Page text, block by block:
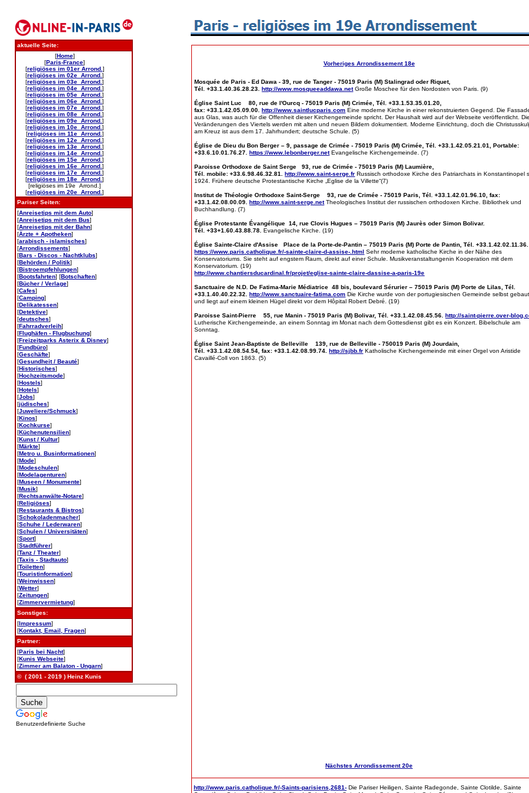
aktuelle Seite:
[Home]
[Paris-France]
[religiöses im 01er Arrond. ]
[religiöses im 02e Arrond. ]
[religiöses im 03e Arrond. ]
[religiöses im 04e Arrond. ]
[religiöses im 05e Arrond. ]
[religiöses im 06e Arrond. ]
[religiöses im 07e Arrond. ]
[religiöses im 08e Arrond. ]
[religiöses im 09e Arrond. ]
[religiöses im 10e Arrond. ]
[religiöses im 11e Arrond. ]
[religiöses im 12e Arrond. ]
[religiöses im 13e Arrond. ]
[religiöses im 14e Arrond. ]
[religiöses im 15e Arrond. ]
[religiöses im 16e Arrond. ]
[religiöses im 17e Arrond. ]
[religiöses im 18e Arrond. ]
[religiöses im 19e Arrond.]
[religiöses im 20e Arrond. ]
Pariser Seiten:
[Anreisetips mit dem Auto]
[Anreisetips mit dem Bus]
[Anreisetips mit der Bahn]
[Ärzte + Apotheken]
[arabisch - islamisches]
[Arrondissements]
[Bars - Discos - Nachtklubs]
[Behörden / Politik]
[Bistroempfehlungen]
[Bootsfahrten] [Botschaften]
[Bücher / Verlage]
[Cafes]
[Camping]
[Delikatessen]
[Detektive]
[deutsches]
[Fahrradverleih]
[Flughäfen - Flugbuchung]
[Freizeitparks Asterix & Disney]
[Fundbüro]
[Geschäfte]
[Gesundheit / Beauté]
[Historisches]
[Hochzeitsmode]
[Hostels]
[Hotels]
[Jobs]
[jüdisches]
[Juweliere/Schmuck]
[Kinos]
[Kochkurse]
[Küchenutensilien]
[Kunst / Kultur]
[Märkte]
[Metro u. Businformationen]
[Mode]
[Modeschulen]
[Modelagenturen]
[Museen / Monumente]
[Musik]
[Rechtsanwälte-Notare]
[Religiöses]
[Restaurants & Bistros]
[Schokoladenmacher]
[Schuhe / Lederwaren]
[Schulen / Universitäten]
[Sport]
[Stadtführer]
[Tanz / Theater]
[Taxis - Stadtauto]
[Toiletten]
[Touristinformation]
[Weinwissen]
[Wetter]
[Zeitungen]
[Zimmervermietung]
Sonstiges:
[Impressum]
[Kontakt, Email, Fragen]
Partner:
[Paris bei Nacht]
[Kunis Webseite]
[Zimmer am Balaton - Ungarn]
© ( 2001 - 2019 ) Heinz Kunis
Benutzerdefinierte Suche
Vorheriges Arrondissement 18e
Mosquée de Paris - Ed Dawa - 39, rue de Tanger - 75019 Paris (M) Stalingrad oder Riquet,
Tél. +33.1.40.36.28.23.http://www.mosqueeaddawa.net Große Moschee für den Nordosten von Paris. (9)
Église Saint Luc 80, rue de l'Ourcq - 75019 Paris (M) Crimée, Tél. +33.1.53.35.01.20,
fax: +33.1.42.05.09.00.http://www.saintlucparis.com Eine moderne Kirche in einer rekonstruierten Gegend. Die
aus Glas, was auch für die Offenheit dieser Kirchengemeinde spricht. Der Haushalt wird auf der Webseite veröffentlicht. Die
Veränderungen des Viertels werden mit alten und neuen Bildern dokumentiert. Moderne Einrichtung, doch die
am Kreuz ist aus dem 17. Jahrhundert; deutsche Schule. (5)
Église de Dieu du Bon Berger – 9, passage de Crimée - 75019 Paris (M) Crimée, Tél. +33.1.42.05.21.01, Portable:
+33.6.10.01.76.27.https://www.lebonberger.net Evangelische Kirchengemeinde. (7)
Paroisse Orthodoxe de Saint Serge 93, rue de Crimée - 75019 Paris (M) Laumière,
Tél. mobile: +33.6.98.46.32.81.http://www.saint-serge.fr Russisch orthodoxe Kirche des Patriarchats in Konstantinopel
1924. Frühere deutsche Protestantische Kirche „Eglise de la Villette“(7)
Institut de Théologie Orthodoxe Saint-Serge 93, rue de Crimée - 75019 Paris, Tél. +33.1.42.01.96.10, fax:
+33.1.42.08.00.09.http://www.saint-serge.netTheologisches Institut der russischen orthodoxen Kirche. Bibliothek und
Buchhandlung. (7)
Église Protestante Évangélique 14, rue Clovis Hugues – 75019 Paris (M) Jaurès oder Simon Bolivar.
Tél. +33+1.60.43.88.78. Evangelische Kirche. (19)
Église Sainte-Claire d'Assise Place de la Porte-de-Pantin – 75019 Paris (M) Porte de Pantin, Tél. +33.1.42.02.11.36.
https://www.paris.catholique.fr/-sainte-claire-d-assise-.html Sehr moderne katholische Kirche in der Nähe des
Konservatoriums. Sie steht auf engstem Raum, direkt auf einer Schule. Musikveranstaltungenin Kooperation mit dem
Konservatorium. (19)
http://www.chantiersducardinal.fr/projet/eglise-sainte-claire-dassise-a-paris-19e
Sanctuaire de N.D. De Fatima-Marie Médiatrice 48 bis, boulevard Sérurier – 75019 Paris (M) Porte de Lilas, Tél.
+33.1.40.40.22.32.http://www.sanctuaire-fatima.com Die Kirche wurde von der portugiesischen Gemeinde selbst gebaut
und liegt auf einem kleinen Hügel direkt vor dem Hôpital Robert Debré. (19)
Paroisse Saint-Pierre 55, rue Manin - 75019 Paris (M) Bolivar, Tél. +33.1.42.08.45.56.http://saint-pierre.over-
Lutherische Kirchengemeinde, an einem Sonntag im Monat nach dem Gottesdienst gibt es ein Konzert. Bibelschule am
Sonntag.
Église Saint Jean-Baptiste de Belleville 139, rue de Belleville - 750019 Paris (M) Jourdain,
Tél. +33.1.42.08.54.54, fax: +33.1.42.08.99.74.http://sjbb.fr Katholische Kirchengemeinde mit einer Orgel von Aristide
Cavaillé-Coll von 1863. (5)
Nächstes Arrondissement 20e
http://www.paris.catholique.fr/-Saints-parisiens,2681- Die Pariser Heiligen, Sainte Radegonde, Sainte Clotilde, Sainte